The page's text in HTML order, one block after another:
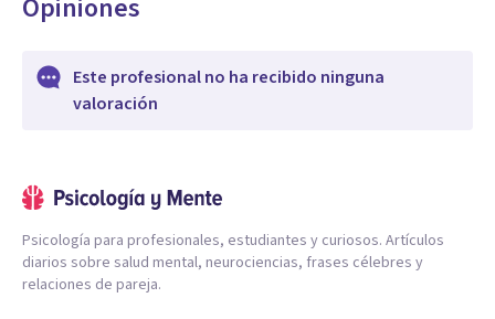
Opiniones
Este profesional no ha recibido ninguna
valoración
Psicología para profesionales, estudiantes y curiosos. Artículos
diarios sobre salud mental, neurociencias, frases célebres y
relaciones de pareja.